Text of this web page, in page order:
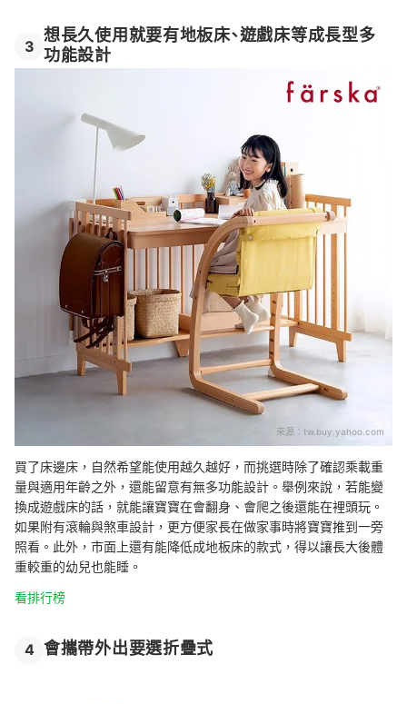
3
想長久使用就要有地板床、遊戲床等成長型多
功能設計
來源： tw.buy.yahoo.com
買了床邊床，自然希望能使用越久越好，而挑選時除了確認乘載重
量與適用年齡之外，還能留意有無多功能設計。舉例來說，若能變
換成遊戲床的話，就能讓寶寶在會翻身、會爬之後還能在裡頭玩。
如果附有滾輪與煞車設計，更方便家長在做家事時將寶寶推到一旁
照看。此外，市面上還有能降低成地板床的款式，得以讓長大後體
重較重的幼兒也能睡。
看排行榜
4 會攜帶外出要選折疊式